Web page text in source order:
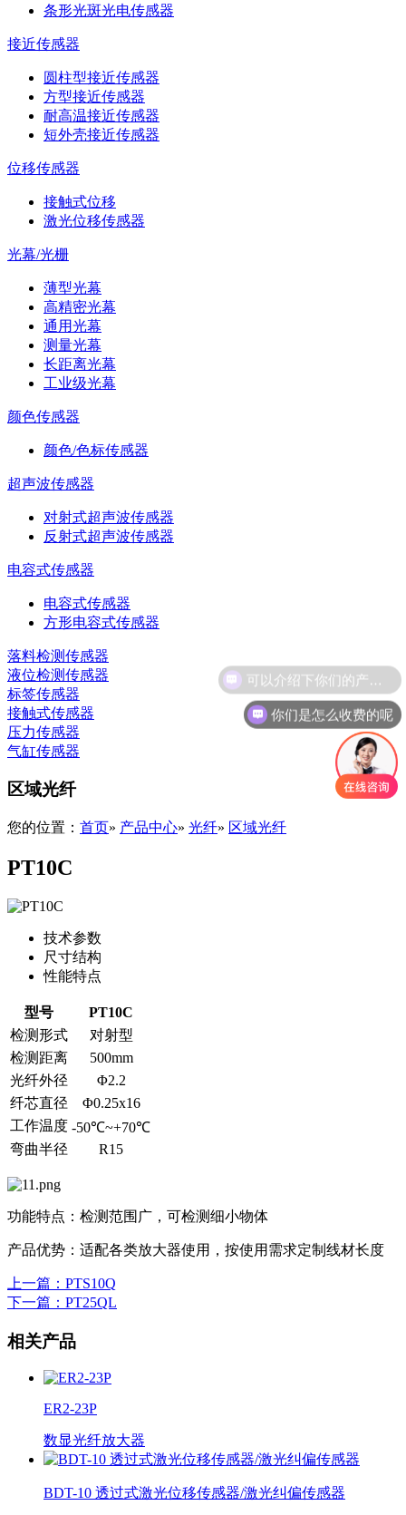
条形光斑光电传感器
接近传感器
圆柱型接近传感器
方型接近传感器
耐高温接近传感器
短外壳接近传感器
位移传感器
接触式位移
激光位移传感器
光幕/光栅
薄型光幕
高精密光幕
通用光幕
测量光幕
长距离光幕
工业级光幕
颜色传感器
颜色/色标传感器
超声波传感器
对射式超声波传感器
反射式超声波传感器
电容式传感器
电容式传感器
方形电容式传感器
落料检测传感器
液位检测传感器
标签传感器
接触式传感器
压力传感器
气缸传感器
区域光纤
您的位置： 首页» 产品中心» 光纤» 区域光纤
PT10C
技术参数
尺寸结构
性能特点
型号
PT10C
检测形式
对射型
检测距离
500mm
光纤外径
Φ2.2
纤芯直径
Φ0.25x16
工作温度 -50℃~+70℃
弯曲半径
R15
功能特点：检测范围广，可检测细小物体
产品优势：适配各类放大器使用，按使用需求定制线材长度
上一篇 ：PTS10Q
下一篇 ：PT25QL
相关产品
ER2-23P
数显光纤放大器
BDT-10 透过式激光位移传感器/激光纠偏传感器
你们是怎么收费的呢